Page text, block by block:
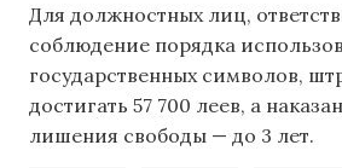
Для должностных лиц,
соблюдение порядка
государственных символов,
достигать 57 700 леев, а
лишения свободы — до 3 лет.